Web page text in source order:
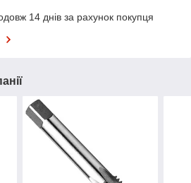
14 днів за рахунок покупця